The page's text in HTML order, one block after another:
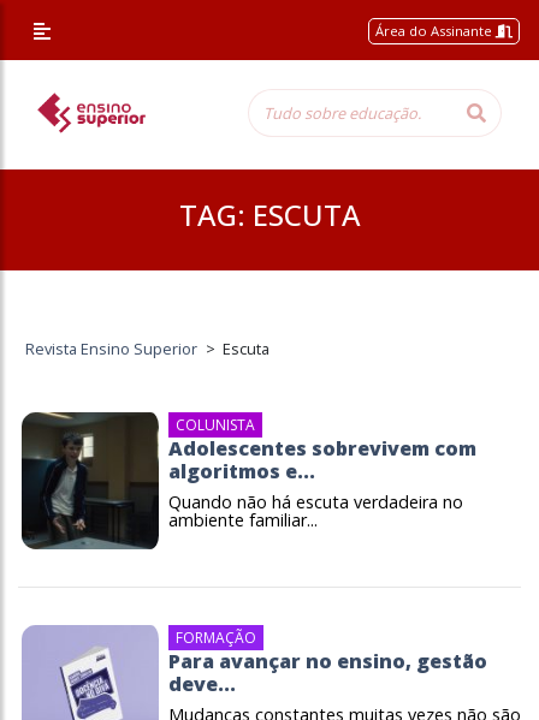
Área do Assinante
TAG: ESCUTA
Revista Ensino Superior > Escuta
COLUNISTA
Adolescentes sobrevivem com
algoritmos e...
Quando não há escuta verdadeira no
ambiente familiar...
FORMAÇÃO
Para avançar no ensino, gestão
deve...
Mudanças constantes muitas vezes não são